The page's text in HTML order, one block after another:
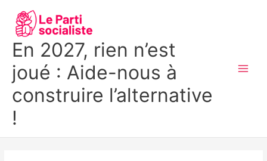
contenu
En 2027, rien n’est
joué : Aide-nous à
construire l’alternative
!